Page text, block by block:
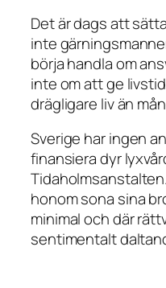
Det är dags att
inte
börja handla om
inte om att ge
drägligare liv än
Sverige har ingen
finansiera dyr
honom sona sina
minimal och där
sentimentalt